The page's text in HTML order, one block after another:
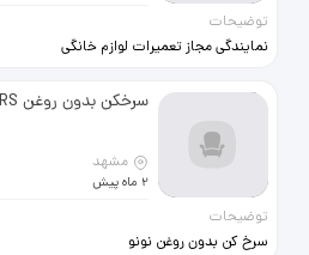
https://www.tamirpersian.com
توضیحات
نمایندگی مجاز تعمیرات لوازم خانگی
تعمیر انواع اجاق گاز لباسشویی
ظرفشویی ماکروفر فر برقی با
متخصصین کارآزموده در محل قیمت
44376835 77413853
https://www.tamirpersian.com
سرخکن بدون روغن MRSدارای گارانتی
مشهد
2 ماه پیش
توضیحات
سرخ کن بدون روغن نونو